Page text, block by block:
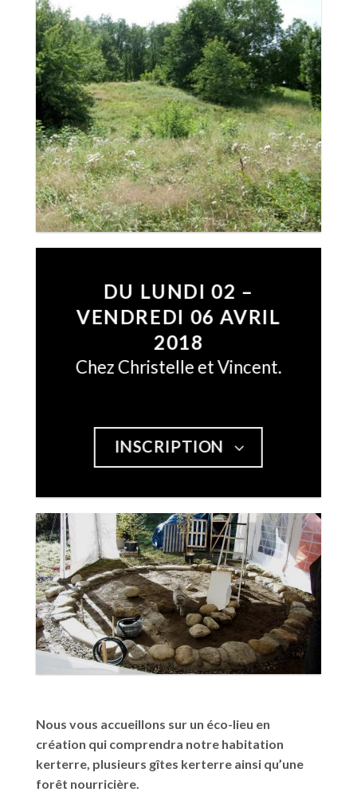
DU LUNDI 02 –
VENDREDI 06 AVRIL
2018
Chez Christelle et Vincent.
INSCRIPTION
Nous vous accueillons sur un éco-lieu en
création qui comprendra notre habitation
kerterre, plusieurs gîtes kerterre ainsi qu’une
forêt nourricière.